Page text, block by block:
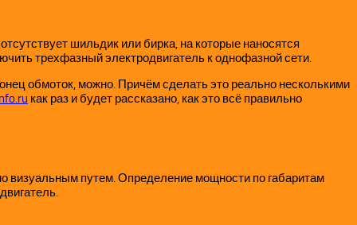
шильдик или бирка, на которые наносятся
трехфазный электродвигатель к однофазной сети.
обмоток, можно. Причём сделать это реально несколькими
как раз и будет рассказано, как это всё правильно
визуальным путем. Определение мощности по габаритам